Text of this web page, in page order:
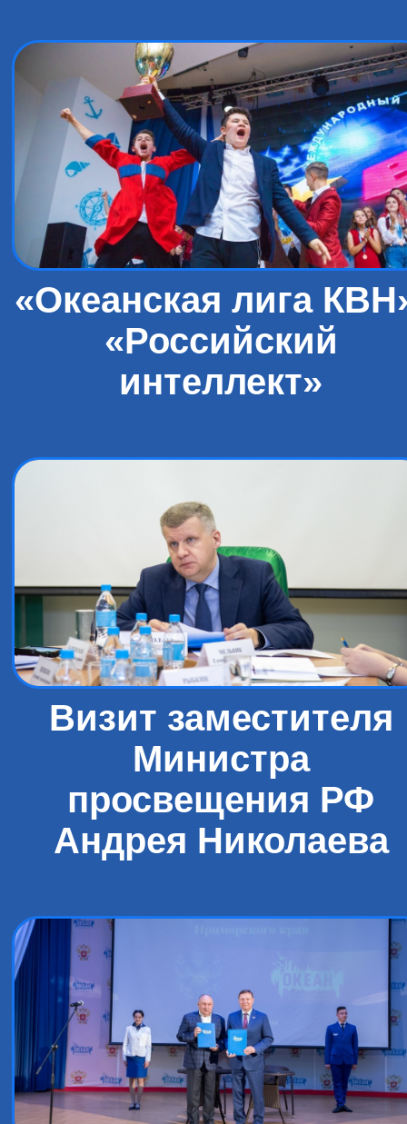
«Океанская лига
«Российский
интеллект»
Визит заместителя
Министра
просвещения РФ
Андрея Николаева